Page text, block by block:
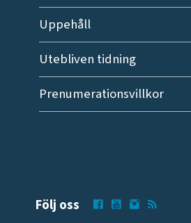
Uppehåll
Utebliven tidning
Prenumerationsvillkor
Följ oss